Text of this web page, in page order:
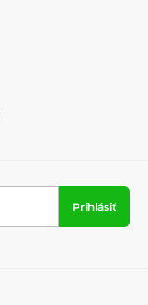
Prihlásiť